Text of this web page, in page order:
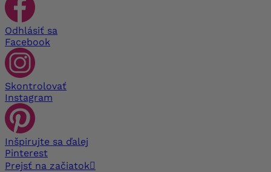
Odhlásiť sa
Facebook
Skontrolovať
Instagram
Inšpirujte sa ďalej
Pinterest
Prejsť na začiatok